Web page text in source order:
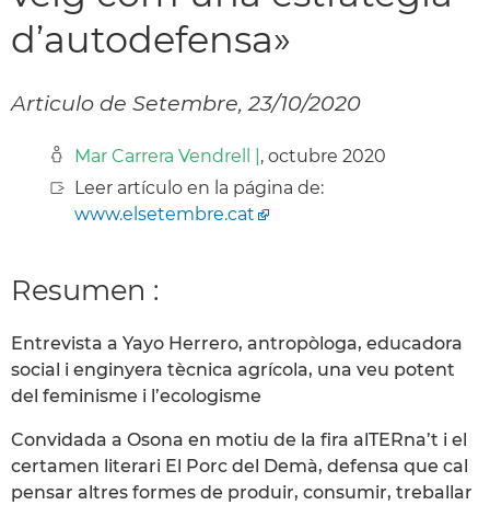
d’autodefensa»
Articulo de Setembre, 23/10/2020
Mar Carrera Vendrell | , octubre 2020
Leer artículo en la página de:
www.elsetembre.cat
Resumen :
Entrevista a Yayo Herrero, antropòloga, educadora
social i enginyera tècnica agrícola, una veu potent
del feminisme i l’ecologisme
Convidada a Osona en motiu de la fira alTERna’t i el
certamen literari El Porc del Demà, defensa que cal
pensar altres formes de produir, consumir, treballar